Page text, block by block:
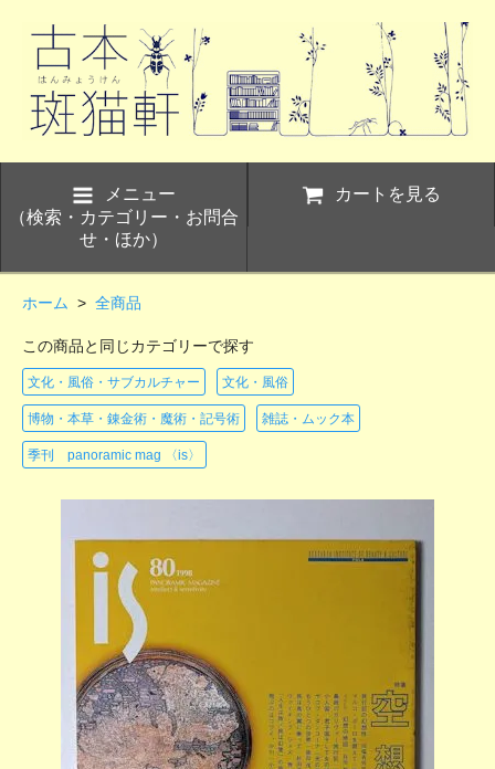
メニュー
（検索・カテゴリー・お問合
せ・ほか）
カートを見る
ホーム > 全商品
この商品と同じカテゴリーで探す
文化・風俗・サブカルチャー 文化・風俗
博物・本草・錬金術・魔術・記号術 雑誌・ムック本
季刊 panoramic mag 〈is〉